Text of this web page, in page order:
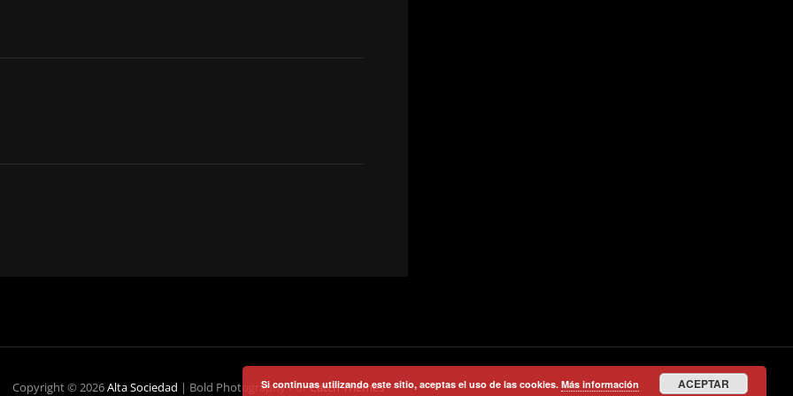
Copyright © 2026Alta Sociedad | Bold Photography PorCatch Themes
Si continuas utilizando este sitio, aceptas el uso de las cookies. Más información ACEPTAR